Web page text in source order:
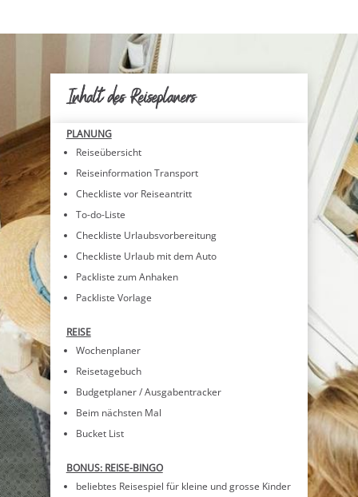
Inhalt des Reiseplaners
PLANUNG
Reiseübersicht
Reiseinformation Transport
Checkliste vor Reiseantritt
To-do-Liste
Checkliste Urlaubsvorbereitung
Checkliste Urlaub mit dem Auto
Packliste zum Anhaken
Packliste Vorlage
REISE
Wochenplaner
Reisetagebuch
Budgetplaner / Ausgabentracker
Beim nächsten Mal
Bucket List
BONUS: REISE-BINGO
beliebtes Reisespiel für kleine und grosse Kinder